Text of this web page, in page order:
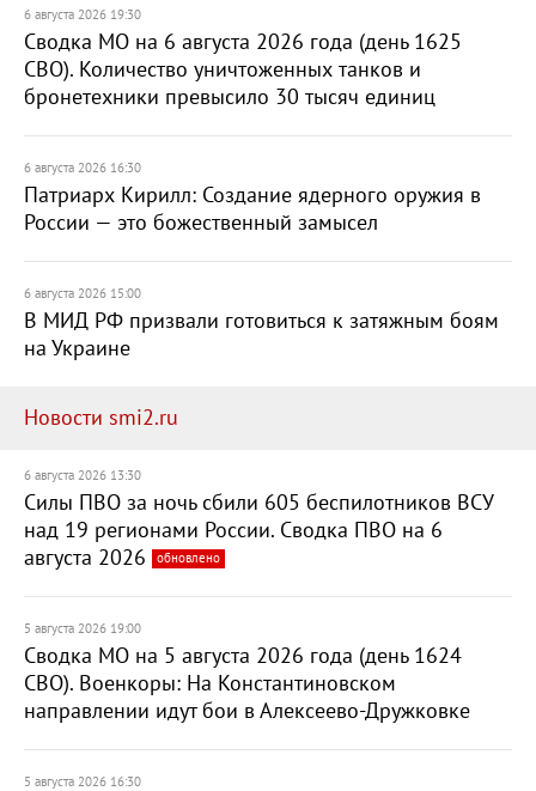
6 августа 2026 19:30
Сводка МО на 6 августа 2026 года (день 1625
СВО). Количество уничтоженных танков и
бронетехники превысило 30 тысяч единиц
6 августа 2026 16:30
Патриарх Кирилл: Создание ядерного оружия в
России — это божественный замысел
6 августа 2026 15:00
В МИД РФ призвали готовиться к затяжным боям
на Украине
Новости smi2.ru
6 августа 2026 13:30
Силы ПВО за ночь сбили 605 беспилотников ВСУ
над 19 регионами России. Сводка ПВО на 6
августа 2026
обновлено
5 августа 2026 19:00
Сводка МО на 5 августа 2026 года (день 1624
СВО). Военкоры: На Константиновском
направлении идут бои в Алексеево-Дружковке
5 августа 2026 16:30